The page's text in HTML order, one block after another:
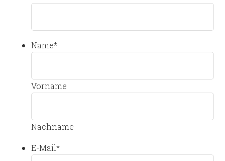
Name*
Vorname
Nachname
E-Mail*